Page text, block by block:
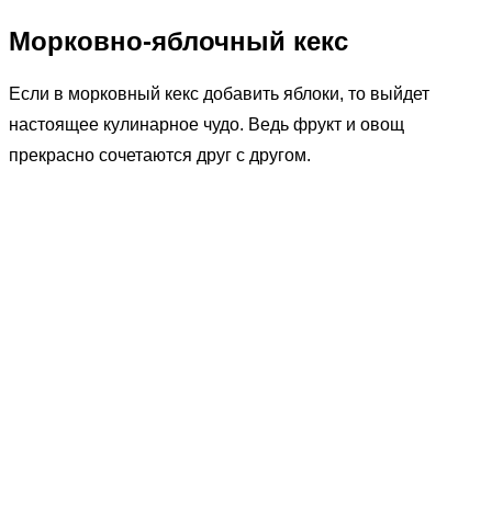
Морковно-яблочный кекс
Если в морковный кекс добавить яблоки, то выйдет
настоящее кулинарное чудо. Ведь фрукт и овощ
прекрасно сочетаются друг с другом.